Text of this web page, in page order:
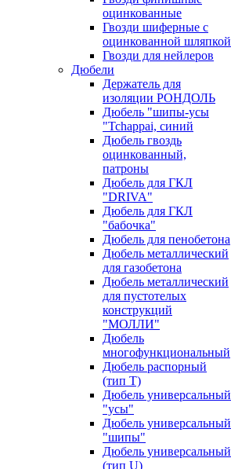
оцинкованные
Гвозди шиферные с
оцинкованной шляпкой
Гвозди для нейлеров
Дюбели
Держатель для
изоляции РОНДОЛЬ
Дюбель "шипы-усы
"Tchappai, синий
Дюбель гвоздь
оцинкованный,
патроны
Дюбель для ГКЛ
"DRIVA"
Дюбель для ГКЛ
"бабочка"
Дюбель для пенобетона
Дюбель металлический
для газобетона
Дюбель металлический
для пустотелых
конструкций
"МОЛЛИ"
Дюбель
многофункциональный
Дюбель распорный
(тип Т)
Дюбель универсальный
"усы"
Дюбель универсальный
"шипы"
Дюбель универсальный
(тип U)